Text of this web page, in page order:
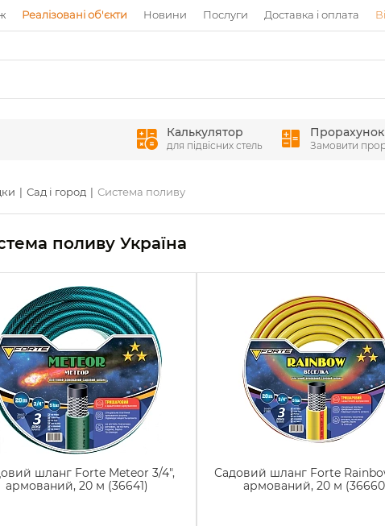
Реалізовані об'єкти Новини Послуги Доставка і оплата
Калькулятор
для підвісних стель
Прорахунок
Замовити
Сад і город Система поливу
поливу Україна
шланг Forte Meteor 3/4",
армований, 20 м (36641)
Садовий шланг Forte
армований, 20 м